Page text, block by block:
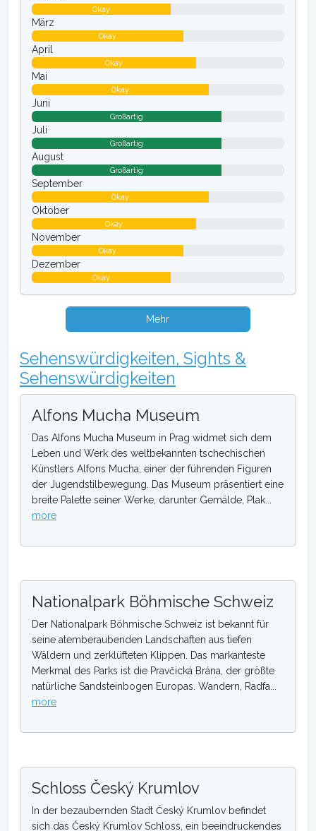
Okay
März
Okay
April
Okay
Mai
Okay
Juni
Großartig
Juli
Großartig
August
Großartig
September
Okay
Oktober
Okay
November
Okay
Dezember
Okay
Mehr
Sehenswürdigkeiten, Sights &
Sehenswürdigkeiten
Alfons Mucha Museum
Das Alfons Mucha Museum in Prag widmet sich dem
Leben und Werk des weltbekannten tschechischen
Künstlers Alfons Mucha, einer der führenden Figuren
der Jugendstilbewegung. Das Museum präsentiert eine
breite Palette seiner Werke, darunter Gemälde, Plak...
more
Nationalpark Böhmische Schweiz
Der Nationalpark Böhmische Schweiz ist bekannt für
seine atemberaubenden Landschaften aus tiefen
Wäldern und zerklüfteten Klippen. Das markanteste
Merkmal des Parks ist die Pravčická Brána, der größte
natürliche Sandsteinbogen Europas. Wandern, Radfa...
more
Schloss Český Krumlov
In der bezaubernden Stadt Český Krumlov befindet
sich das Český Krumlov Schloss, ein beeindruckendes